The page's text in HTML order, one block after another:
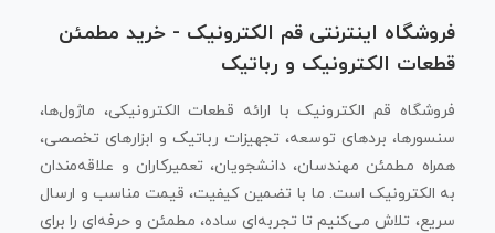
فروشگاه اینترنتی قم الکترونیک - خرید مطمئن
قطعات الکترونیک و رباتیک
فروشگاه قم الکترونیک با ارائه قطعات الکترونیکی، ماژول‌ها،
سنسورها، بردهای توسعه، تجهیزات رباتیک و ابزارهای تخصصی،
همراه مطمئن مهندسان، دانشجویان، تعمیرکاران و علاقه‌مندان
به الکترونیک است. ما با تضمین کیفیت، قیمت مناسب و ارسال
سریع، تلاش می‌کنیم تا تجربه‌ای ساده، مطمئن و حرفه‌ای را برای